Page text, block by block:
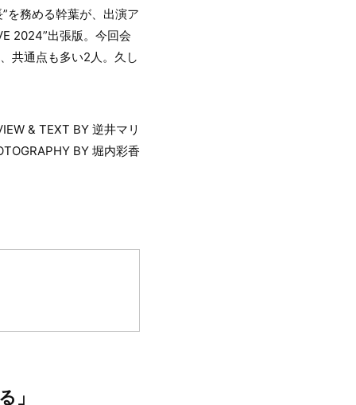
”を務める幹葉が、出演ア
2024”出張版。今回会
共通点も多い2人。久し
& TEXT BY 逆井マリ
BY 堀内彩香
」